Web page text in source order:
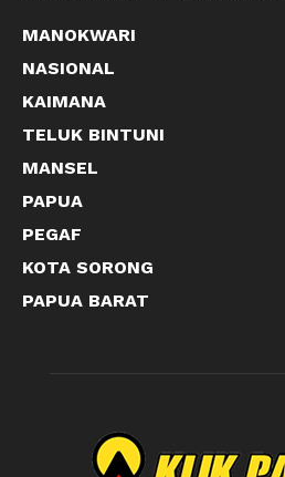
MANOKWARI
NASIONAL
KAIMANA
TELUK BINTUNI
MANSEL
PAPUA
PEGAF
KOTA SORONG
PAPUA BARAT